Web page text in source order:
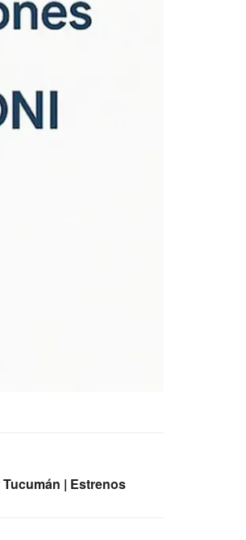
| Estrenos